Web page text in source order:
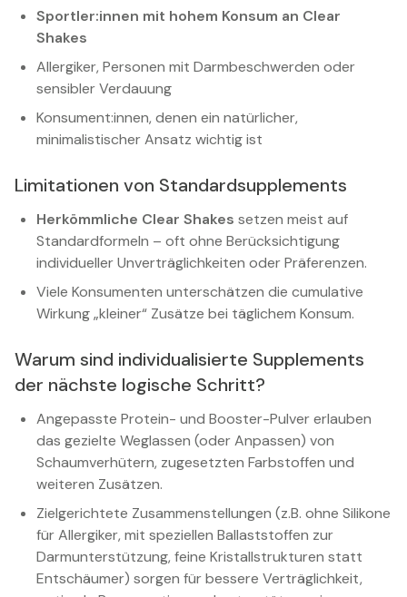
Sportler:innen mit hohem Konsum an Clear
Shakes
Allergiker, Personen mit Darmbeschwerden oder
sensibler Verdauung
Konsument:innen, denen ein natürlicher,
minimalistischer Ansatz wichtig ist
Limitationen von Standardsupplements
Herkömmliche Clear Shakes setzen meist auf
Standardformeln – oft ohne Berücksichtigung
individueller Unverträglichkeiten oder Präferenzen.
Viele Konsumenten unterschätzen die cumulative
Wirkung „kleiner“ Zusätze bei täglichem Konsum.
Warum sind individualisierte Supplements
der nächste logische Schritt?
Angepasste Protein- und Booster-Pulver erlauben
das gezielte Weglassen (oder Anpassen) von
Schaumverhütern, zugesetzten Farbstoffen und
weiteren Zusätzen.
Zielgerichtete Zusammenstellungen (z.B. ohne Silikone
für Allergiker, mit speziellen Ballaststoffen zur
Darmunterstützung, feine Kristallstrukturen statt
Entschäumer) sorgen für bessere Verträglichkeit,